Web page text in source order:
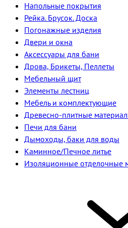
Напольные покрытия
Рейка. Брусок. Доска
Погонажные изделия
Двери и окна
Аксессуары для бани
Дрова, Брикеты, Пеллеты
Мебельный щит
Элементы лестниц
Мебель и комплектующие
Древесно-плитные
Печи для бани
Дымоходы, баки для воды
Каминное/Печное литье
Изоляционные отделочные